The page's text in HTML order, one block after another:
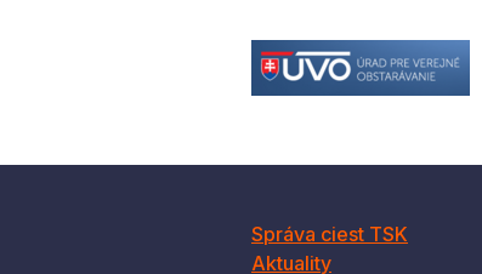
Správa ciest TSK
Aktuality